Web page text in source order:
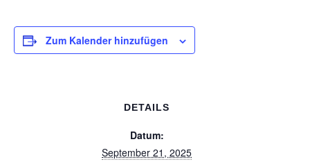
Zum Kalender hinzufügen
DETAILS
Datum:
September 21, 2025